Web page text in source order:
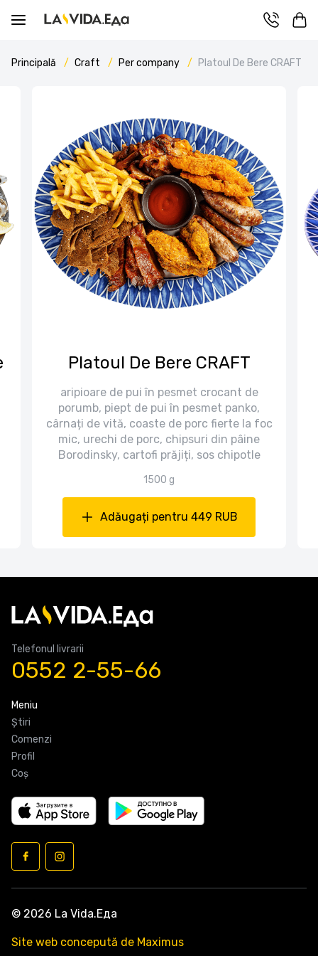
Principală Craft Per company Platoul De Bere CRAFT
Platoul De Bere CRAFT
aripioare de pui în pesmet crocant de
porumb, piept de pui în pesmet panko,
cârnați de vită, coaste de porc fierte la foc
mic, urechi de porc, chipsuri din pâine
Borodinsky, cartofi prăjiți, sos chipotle
1500 g
Adăugați pentru 449 RUB
Telefonul livrarii
0552 2-55-66
Meniu
Știri
Comenzi
Profil
Coş
© 2026 La Vida.Еда
Site web concepută de Maximus